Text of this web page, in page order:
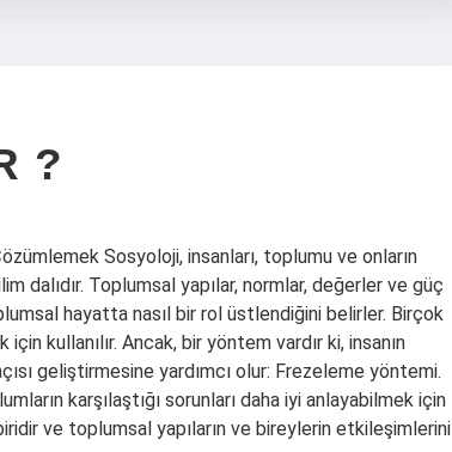
?
Sosyoloji, insanları, toplumu ve onların
dalıdır. Toplumsal yapılar, normlar, değerler ve güç
hayatta nasıl bir rol üstlendiğini belirler. Birçok
kullanılır. Ancak, bir yöntem vardır ki, insanın
geliştirmesine yardımcı olur: Frezeleme yöntemi.
karşılaştığı sorunları daha iyi anlayabilmek için
ve toplumsal yapıların ve bireylerin etkileşimlerini